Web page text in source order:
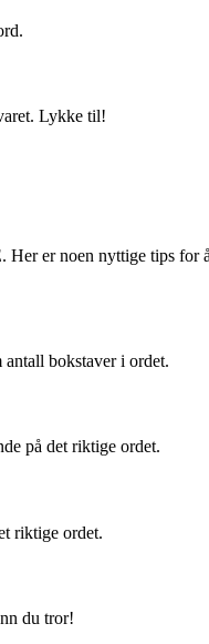
Lykke til!
er noen nyttige tips for
antall bokstaver i ordet.
på det riktige ordet.
riktige ordet.
du tror!